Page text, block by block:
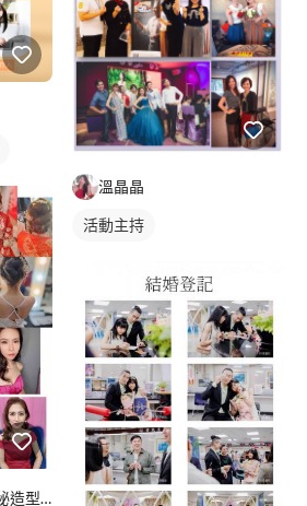
Sammmi makeup新秘造型師
溫晶晶
活動主持